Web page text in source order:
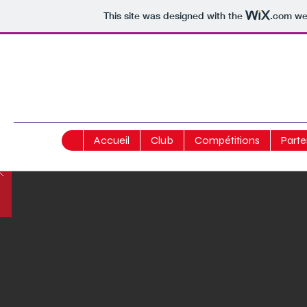
This site was designed with the .com
Accueil Club Compétitions